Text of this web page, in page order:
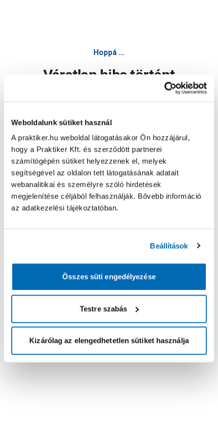
Weboldalunk sütiket használ
A praktiker.hu weboldal látogatásakor Ön hozzájárul,
hogy a Praktiker Kft. és szerződött partnerei
számítógépén sütiket helyezzenek el, melyek
segítségével az oldalon tett látogatásának adatait
webanalitikai és személyre szóló hirdetések
megjelenítése céljából felhasználják. Bővebb információ
az adatkezelési tájékoztatóban.
Beállítások
Összes süti engedélyezése
Testre szabás
Kizárólag az elengedhetetlen sütiket használja
Hoppá ...
Váratlan hiba történt
Oldal újratöltése